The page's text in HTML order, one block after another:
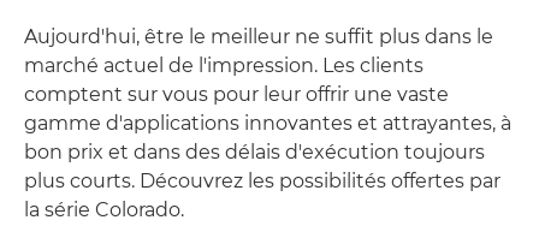
Aujourd'hui, être le meilleur ne suffit plus dans le
marché actuel de l'impression. Les clients
comptent sur vous pour leur offrir une vaste
gamme d'applications innovantes et attrayantes, à
bon prix et dans des délais d'exécution toujours
plus courts. Découvrez les possibilités offertes par
la série Colorado.